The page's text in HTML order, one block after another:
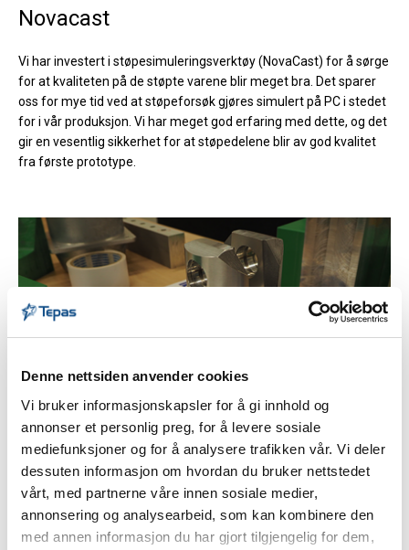
Denne nettsiden anvender cookies
Vi bruker informasjonskapsler for å gi innhold og
annonser et personlig preg, for å levere sosiale
mediefunksjoner og for å analysere trafikken vår. Vi deler
dessuten informasjon om hvordan du bruker nettstedet
vårt, med partnerne våre innen sosiale medier,
annonsering og analysearbeid, som kan kombinere den
med annen informasjon du har gjort tilgjengelig for dem,
Novacast
Vi har investert i støpesimuleringsverktøy (NovaCast) for å sørge
for at kvaliteten på de støpte varene blir meget bra. Det sparer
oss for mye tid ved at støpeforsøk gjøres simulert på PC i stedet
for i vår produksjon. Vi har meget god erfaring med dette, og det
gir en vesentlig sikkerhet for at støpedelene blir av god kvalitet
fra første prototype.